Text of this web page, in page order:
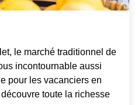
le marché traditionnel de
incontournable aussi
pour les vacanciers en
toute la richesse